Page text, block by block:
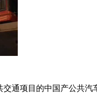
通项目的中国产公共